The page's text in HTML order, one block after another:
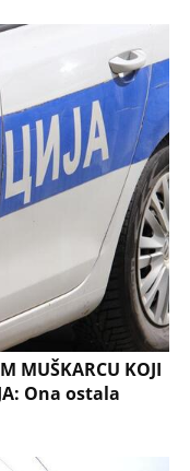
MUŠKARCU KOJI
Ona ostala